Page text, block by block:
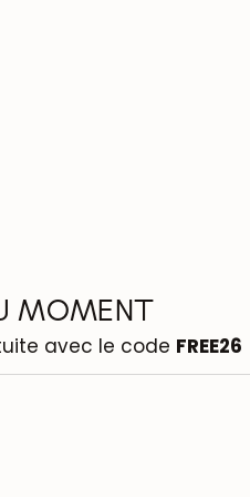
MOMENT
avec le code FREE26